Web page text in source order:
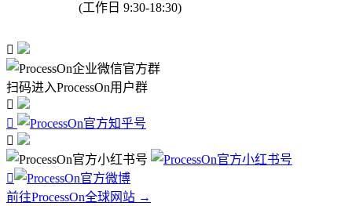
(工作日 9:30-18:30)

扫码进入ProcessOn用户群




前往ProcessOn全球网站 →